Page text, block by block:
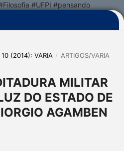
#UFPI #pensando
(2014): VARIA / ARTIGOS/VARIA
MILITAR
DO ESTADO DE
AGAMBEN